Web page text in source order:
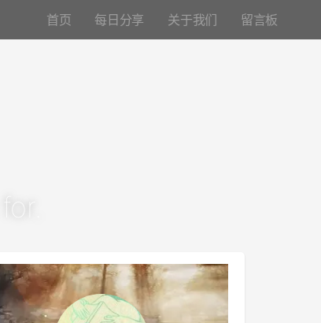
首页 每日分享 关于我们 留言板